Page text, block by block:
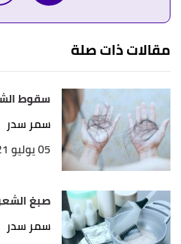
^أب"رؤية الجرح في المنام"،
^أ ب ت"حالات الجرح في المنام"مقالات ذات صلة
سقوط
سمر سدر
05 يوليو 2021
صبغ
سمر سدر